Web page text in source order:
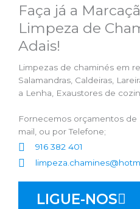
Faça já a
Limpeza de
Adais!
Limpezas de chaminés em
Salamandras, Caldeiras,
a Lenha, Exaustores de
Fornecemos orçamentos
mail, ou por Telefone;
916 382 401
LIGUE-NOS